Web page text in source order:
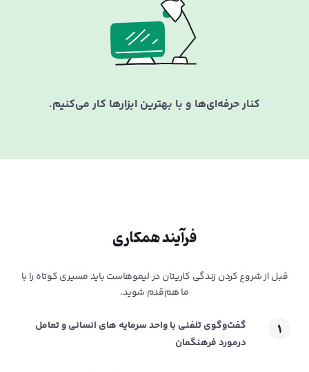
کنار حرفه‌ای‌ها و با بهترین ابزار‌ها کار می‌کنیم.
فرآیند همکاری
قبل از شروع کردن زندگی کاریتان در لیمو‌هاست باید مسیری کوتاه را با
ما هم‌قدم شوید.
گفت‌وگوی تلفنی با واحد سرمایه های انسانی و تعامل
درمورد فرهنگمان